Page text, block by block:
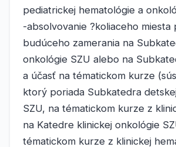
pediatrickej hematológie a
-absolvovanie ?koliaceho miesta
budúceho zamerania na
onkológie SZU alebo na
a účasť na tématickom kurze
ktorý poriada Subkatedra
SZU, na tématickom kurze z
na Katedre klinickej onkológie
tématickom kurze z klinickej